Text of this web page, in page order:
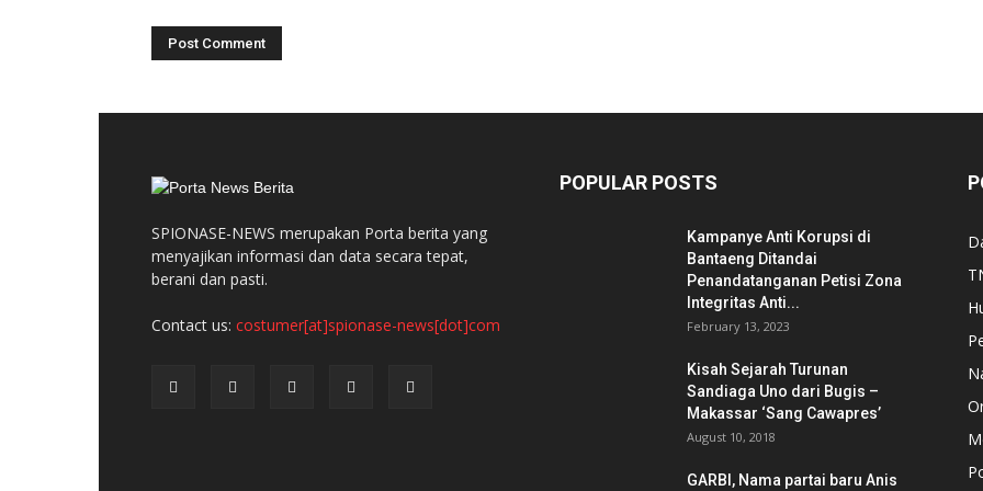
SPIONASE-NEWS merupakan Porta berita yang
menyajikan informasi dan data secara tepat,
berani dan pasti.
Contact us: costumer[at]spionase-news[dot]com
POPULAR POSTS
Kampanye Anti Korupsi di
Bantaeng Ditandai
Penandatanganan Petisi Zona
Integritas Anti...
February 13, 2023
Kisah Sejarah Turunan
Sandiaga Uno dari Bugis –
Makassar ‘Sang Cawapres’
August 10, 2018
GARBI, Nama partai baru Anis